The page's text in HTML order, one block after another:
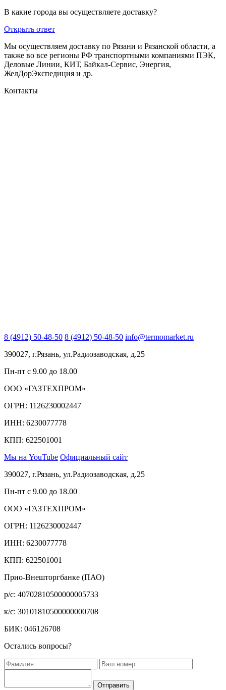
В какие города вы осуществляете доставку?
Открыть ответ
Мы осуществляем доставку по Рязани и Рязанской области, а
также во все регионы РФ транспортными компаниями ПЭК,
Деловые Линии, КИТ, Байкал-Сервис, Энергия,
ЖелДорЭкспедиция и др.
Контакты
8 (4912) 50-48-50 8 (4912) 50-48-50 info@termomarket.ru
390027, г.Рязань, ул.Радиозаводская, д.25
Пн-пт с 9.00 до 18.00
ООО «ГАЗТЕХПРОМ»
ОГРН: 1126230002447
ИНН: 6230077778
КПП: 622501001
Мы на YouTube Официальный сайт
390027, г.Рязань, ул.Радиозаводская, д.25
Пн-пт с 9.00 до 18.00
ООО «ГАЗТЕХПРОМ»
ОГРН: 1126230002447
ИНН: 6230077778
КПП: 622501001
Прио-Внешторгбанке (ПАО)
р/с: 40702810500000005733
к/с: 30101810500000000708
БИК: 046126708
Остались вопросы?
Отправить